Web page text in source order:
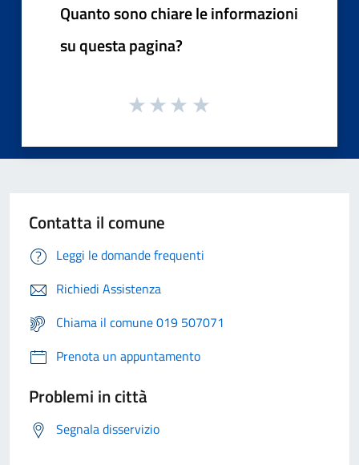
Quanto sono chiare le informazioni
su questa pagina?
Contatta il comune
Leggi le domande frequenti
Richiedi Assistenza
Chiama il comune 019 507071
Prenota un appuntamento
Problemi in città
Segnala disservizio